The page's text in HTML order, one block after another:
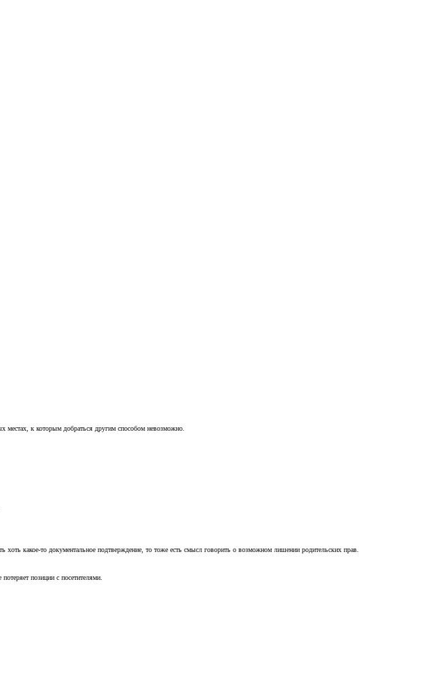
местах, к которым добраться другим способом невозможно.
какое-то документальное подтверждение, то тоже есть смысл говорить о возможном лишении родительских прав.
позиции с посетителями.